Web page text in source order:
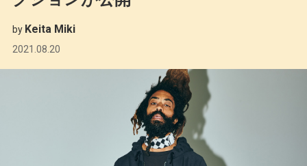
by Keita Miki
2021.08.20